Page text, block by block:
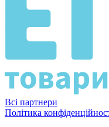
Всі партнери
Політика